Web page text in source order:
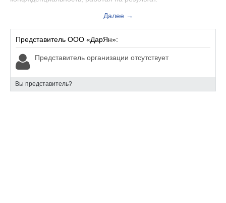
Более 90% пациентов клинки Dar-Yan приходят по
рекомендации, спасибо за ваш выбор!
Далее →
Представитель ООО «ДарЯн»:
Представитель организации отсутствует
Вы представитель?